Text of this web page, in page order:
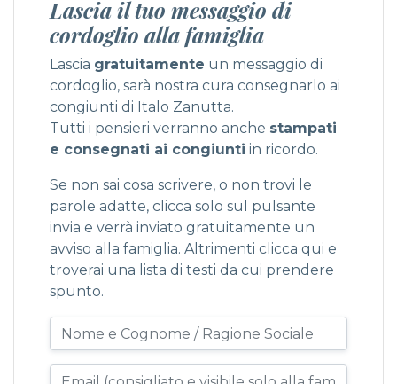
Lascia il tuo messaggio di
cordoglio alla famiglia
Lascia gratuitamente un messaggio di
cordoglio, sarà nostra cura consegnarlo ai
congiunti di Italo Zanutta.
Tutti i pensieri verranno anche stampati
e consegnati ai congiunti in ricordo.
Se non sai cosa scrivere, o non trovi le
parole adatte, clicca solo sul pulsante
invia e verrà inviato gratuitamente un
avviso alla famiglia. Altrimenti clicca qui e
troverai una lista di testi da cui prendere
spunto.